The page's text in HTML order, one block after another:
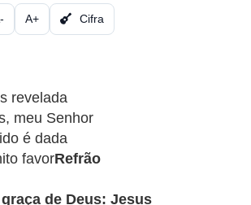
A+ Cifra
revelada
meu Senhor
é dada
favorRefrão
de Deus: Jesus